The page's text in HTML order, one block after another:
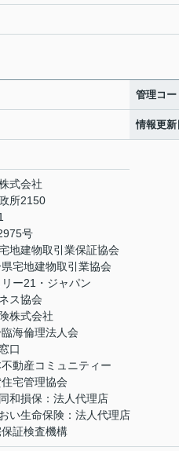
管理コー
情報更新
式会社
所2150
号
地建物取引業保証協会
宅地建物取引業協会
ー21・ジャパン
ス協会
株式会社
海倫理法人会
口
動産コミュニティー
宅管理協会
和損保：法人代理店
い生命保険：法人代理店
証検査機構